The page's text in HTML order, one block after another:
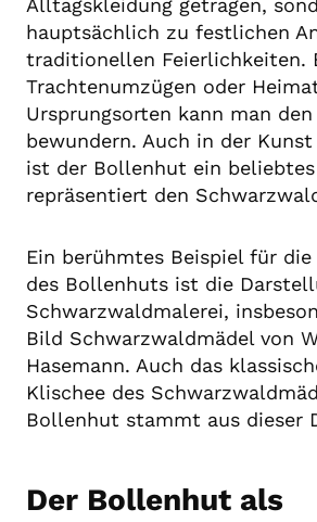
Alltagskleidung getragen,
hauptsächlich zu festlichen
traditionellen Feierlichkeiten.
Trachtenumzügen oder
Ursprungsorten kann man
bewundern. Auch in der
ist der Bollenhut ein
repräsentiert den
Ein berühmtes Beispiel für
des Bollenhuts ist die
Schwarzwaldmalerei,
Bild Schwarzwaldmädel von
Hasemann. Auch das
Klischee des
Bollenhut stammt aus dieser
Der Bollenhut als